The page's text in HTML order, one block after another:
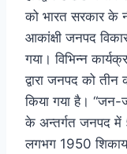
को भारत सरकार के
आकांक्षी जनपद
गया। विभिन्न
द्वारा जनपद को
किया गया है। “जन-
के अन्तर्गत जनपद में
लगभग 1950